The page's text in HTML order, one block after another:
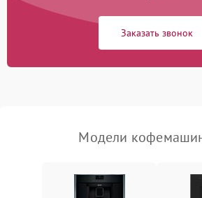
Заказать звонок
Модели